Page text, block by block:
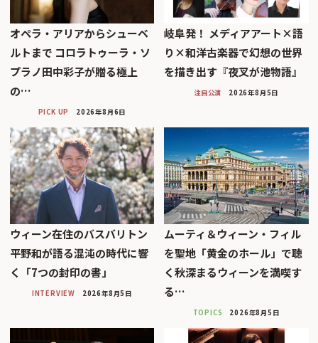
オペラ・アリアからシューベ
ルトまで コロラトゥーラ・ソ
プラノ田中彩子が贈る極上
の…
PICK UP 2026年8月6日
岐阜発！ メディアアート×語
り×和洋古楽器で幻想の世界
を描き出す『夜叉が池物語』
注目公演 2026年8月5日
ウィーン在住のバスバリトン
平野和が語る混沌の時代に響
く「7つの封印の書」
INTERVIEW 2026年8月5日
ムーティ＆ウィーン・フィル
を聖地「黄金のホール」で聴
く秋深まるウィーンを満喫す
る…
TOPICS 2026年8月5日